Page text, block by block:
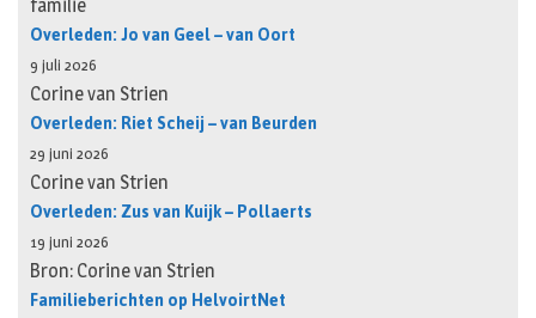
familie
Overleden: Jo van Geel – van Oort
9 juli 2026
Corine van Strien
Overleden: Riet Scheij – van Beurden
29 juni 2026
Corine van Strien
Overleden: Zus van Kuijk – Pollaerts
19 juni 2026
Bron: Corine van Strien
Familieberichten op HelvoirtNet